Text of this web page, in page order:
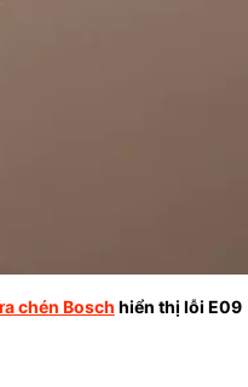
chén Bosch hiển thị lỗi E09